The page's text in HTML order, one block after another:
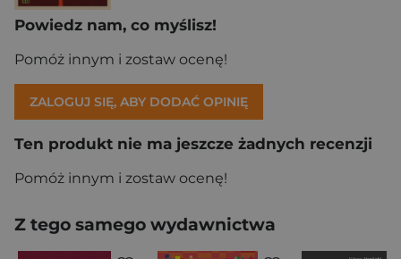
Powiedz nam, co myślisz!
Pomóż innym i zostaw ocenę!
ZALOGUJ SIĘ, ABY DODAĆ OPINIĘ
Ten produkt nie ma jeszcze żadnych recenzji
Pomóż innym i zostaw ocenę!
Z tego samego wydawnictwa